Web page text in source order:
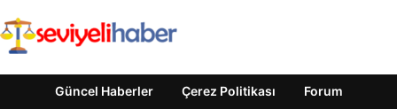
Güncel Haberler Çerez Politikası Forum